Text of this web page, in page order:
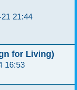
21:44
for Living)
16:53